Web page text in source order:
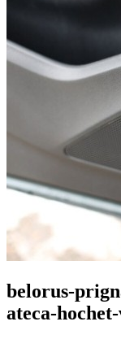
belorus-
ateca-